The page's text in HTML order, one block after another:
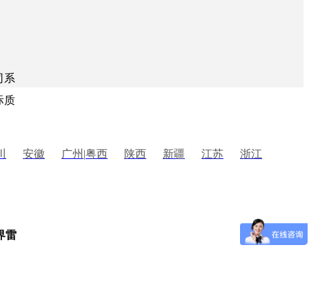
安徽 广州 |粤西 陕西 新疆 江苏 浙江
系
质
雷